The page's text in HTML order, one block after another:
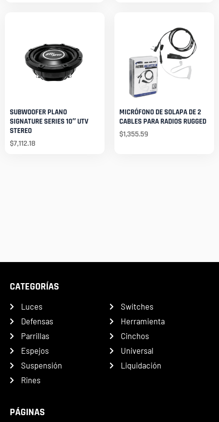
SUBWOOFER PLANO
SIGNATURE SERIES 10″ UTV
STEREO
$7,112.18
MICRÓFONO DE SOLAPA DE 2
CABLES PARA RADIOS RUGGED
$1,355.59
CATEGORÍAS
Luces
Defensas
Parrillas
Espejos
Suspensión
Rines
Switches
Herramienta
Cinchos
Universal
Liquidación
PÁGINAS